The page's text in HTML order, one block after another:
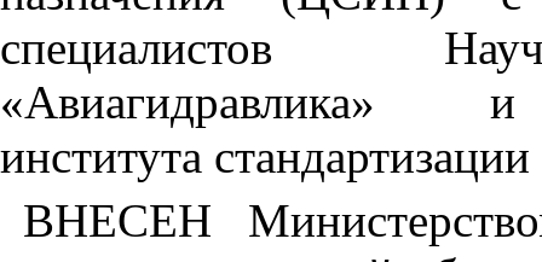
специалистов
«Авиагидравлика» и
института
ВНЕСЕН